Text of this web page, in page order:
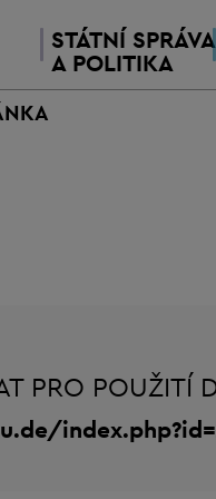
STÁTNÍ SPRÁVA
A POLITIKA
PRO POUŽITÍ